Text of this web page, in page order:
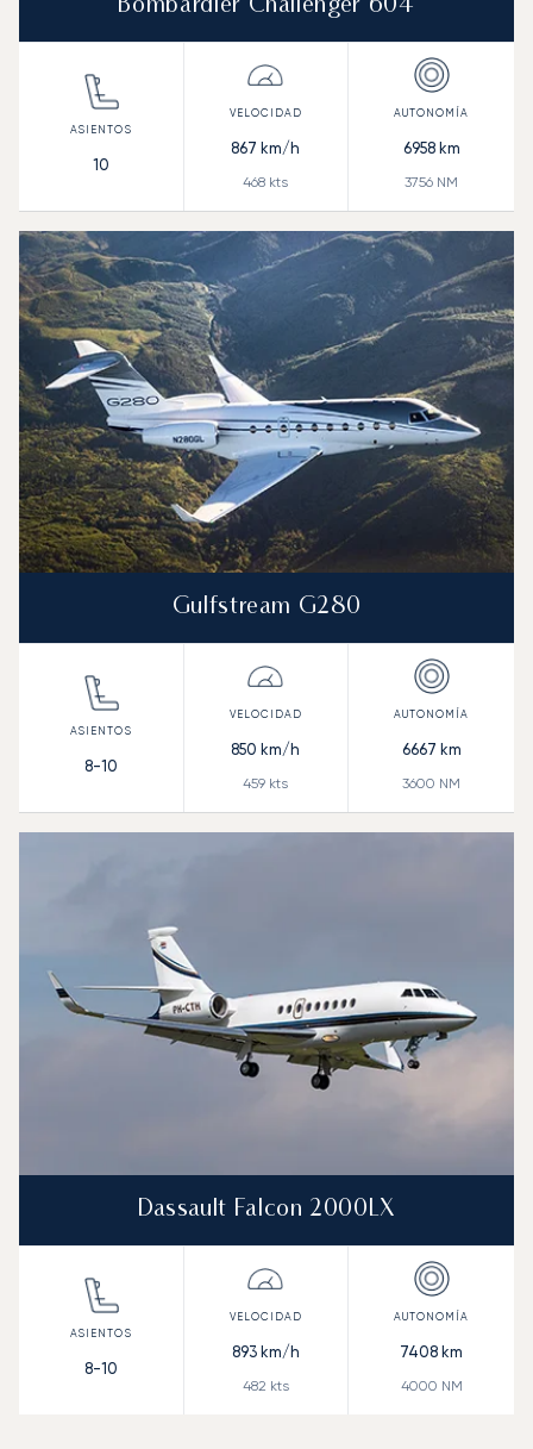
Bombardier Challenger 604
10
867 km/h
468 kts
6958km
3756 NM
Gulfstream G280
8-10
850 km/h
459 kts
6667 km
3600 NM
Dassault Falcon 2000LX
8-10
893km/h
482 kts
7408 km
4000 NM